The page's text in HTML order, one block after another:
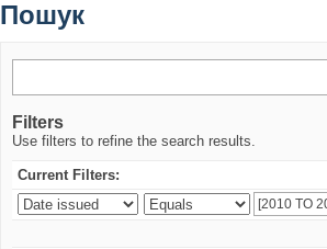
Пошук
Filters
Use filters to refine the search results.
Current Filters: